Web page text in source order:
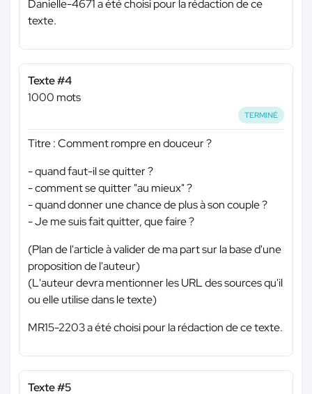
Danielle-4671 a été choisi pour la rédaction de ce
texte.
Texte #4
1000 mots
TERMINÉ
Titre : Comment rompre en douceur ?
- quand faut-il se quitter ?
- comment se quitter "au mieux" ?
- quand donner une chance de plus à son couple ?
- Je me suis fait quitter, que faire ?
(Plan de l'article à valider de ma part sur la base d'une
proposition de l'auteur)
(L'auteur devra mentionner les URL des sources qu'il
ou elle utilise dans le texte)
MR15-2203 a été choisi pour la rédaction de ce texte.
Texte #5